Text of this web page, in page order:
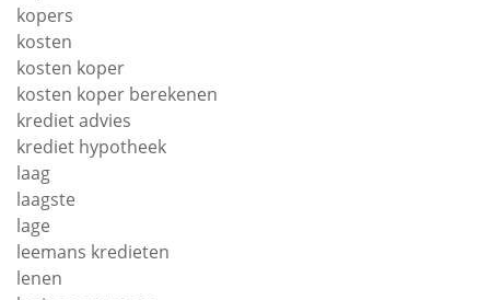
kopers
kosten
kosten koper
kosten koper berekenen
krediet advies
krediet hypotheek
laag
laagste
lage
leemans kredieten
lenen